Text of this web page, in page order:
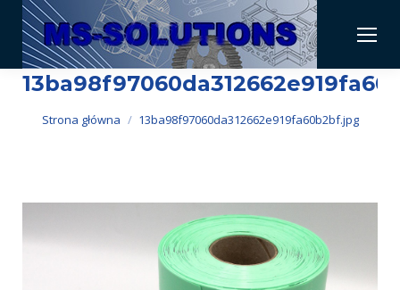
Jesteś tutaj:
Strona główna 13ba98f97060da312662e919fa60b2bf.jpg